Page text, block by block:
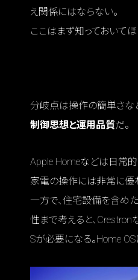
え関係にはならない。
ここはまず知っておいてほ
分岐点は操作の簡単さな
制御思想と運用品質だ。
Apple Homeなどは日常的
家電の操作には非常に優
一方で、住宅設備を含め
性まで考えると、
Sが必要になる。Home